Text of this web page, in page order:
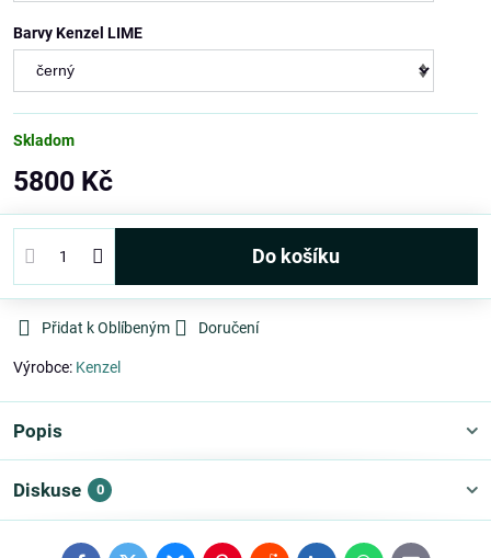
Barvy Kenzel LIME
Skladom
5800 Kč
Do košíku
Přidat k Oblíbeným Doručení
Výrobce: Kenzel
Popis
Diskuse 0